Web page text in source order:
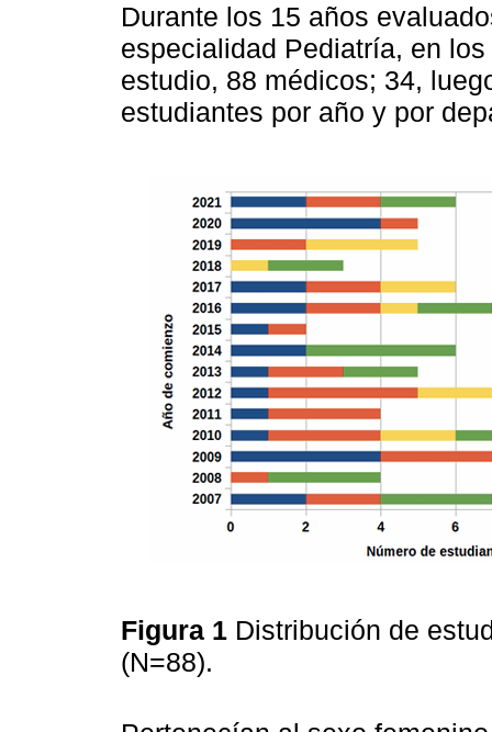
Durante los 15 años
especialidad Pediatría, en
estudio, 88 médicos; 34,
estudiantes por año y por
Figura 1 Distribución de
(N=88).